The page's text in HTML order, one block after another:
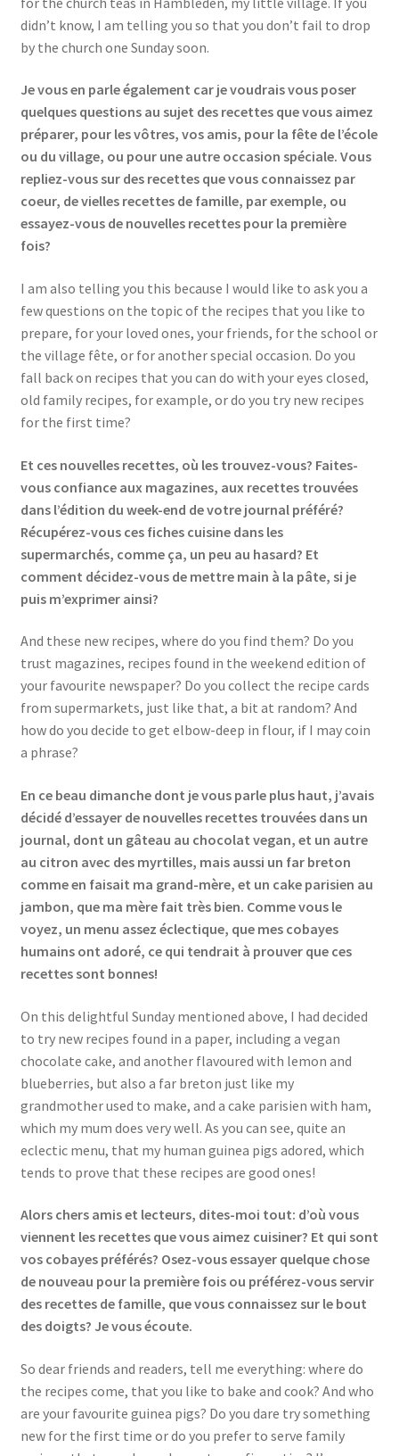
didn’t know, I am telling you so that you don’t fail to drop
by the church one Sunday soon.
Je vous en parle également car je voudrais vous poser
quelques questions au sujet des recettes que vous aimez
préparer, pour les vôtres, vos amis, pour la fête de l’école
ou du village, ou pour une autre occasion spéciale. Vous
repliez-vous sur des recettes que vous connaissez par
coeur, de vielles recettes de famille, par exemple, ou
essayez-vous de nouvelles recettes pour la première
fois?
I am also telling you this because I would like to ask you a
few questions on the topic of the recipes that you like to
prepare, for your loved ones, your friends, for the school or
the village fête, or for another special occasion. Do you
fall back on recipes that you can do with your eyes closed,
old family recipes, for example, or do you try new recipes
for the first time?
Et ces nouvelles recettes, où les trouvez-vous? Faites-
vous confiance aux magazines, aux recettes trouvées
dans l’édition du week-end de votre journal préféré?
Récupérez-vous ces fiches cuisine dans les
supermarchés, comme ça, un peu au hasard? Et
comment décidez-vous de mettre main à la pâte, si je
puis m’exprimer ainsi?
And these new recipes, where do you find them? Do you
trust magazines, recipes found in the weekend edition of
your favourite newspaper? Do you collect the recipe cards
from supermarkets, just like that, a bit at random? And
how do you decide to get elbow-deep in flour, if I may coin
a phrase?
En ce beau dimanche dont je vous parle plus haut, j’avais
décidé d’essayer de nouvelles recettes trouvées dans un
journal, dont un gâteau au chocolat vegan, et un autre
au citron avec des myrtilles, mais aussi un far breton
comme en faisait ma grand-mère, et un cake parisien au
jambon, que ma mère fait très bien. Comme vous le
voyez, un menu assez éclectique, que mes cobayes
humains ont adoré, ce qui tendrait à prouver que ces
recettes sont bonnes!
On this delightful Sunday mentioned above, I had decided
to try new recipes found in a paper, including a vegan
chocolate cake, and another flavoured with lemon and
blueberries, but also a far breton just like my
grandmother used to make, and a cake parisien with ham,
which my mum does very well. As you can see, quite an
eclectic menu, that my human guinea pigs adored, which
tends to prove that these recipes are good ones!
Alors chers amis et lecteurs, dites-moi tout: d’où vous
viennent les recettes que vous aimez cuisiner? Et qui sont
vos cobayes préférés? Osez-vous essayer quelque chose
de nouveau pour la première fois ou préférez-vous servir
des recettes de famille, que vous connaissez sur le bout
des doigts? Je vous écoute.
So dear friends and readers, tell me everything: where do
the recipes come, that you like to bake and cook? And who
are your favourite guinea pigs? Do you dare try something
new for the first time or do you prefer to serve family